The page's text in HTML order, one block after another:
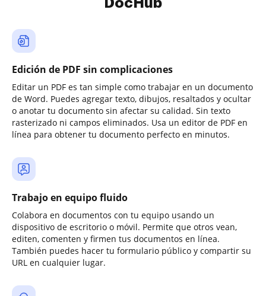
DocHub
Edición de PDF sin complicaciones
Editar un PDF es tan simple como trabajar en un documento
de Word. Puedes agregar texto, dibujos, resaltados y ocultar
o anotar tu documento sin afectar su calidad. Sin texto
rasterizado ni campos eliminados. Usa un editor de PDF en
línea para obtener tu documento perfecto en minutos.
Trabajo en equipo fluido
Colabora en documentos con tu equipo usando un
dispositivo de escritorio o móvil. Permite que otros vean,
editen, comenten y firmen tus documentos en línea.
También puedes hacer tu formulario público y compartir su
URL en cualquier lugar.